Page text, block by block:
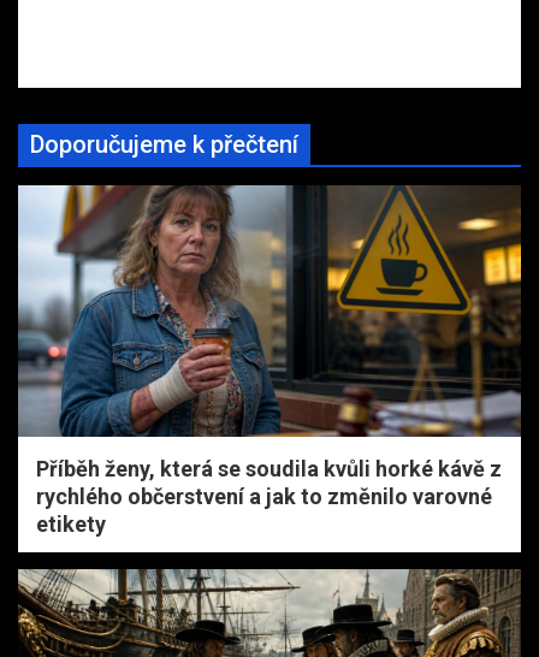
Doporučujeme k přečtení
Příběh ženy, která se soudila kvůli horké kávě z
rychlého občerstvení a jak to změnilo varovné
etikety